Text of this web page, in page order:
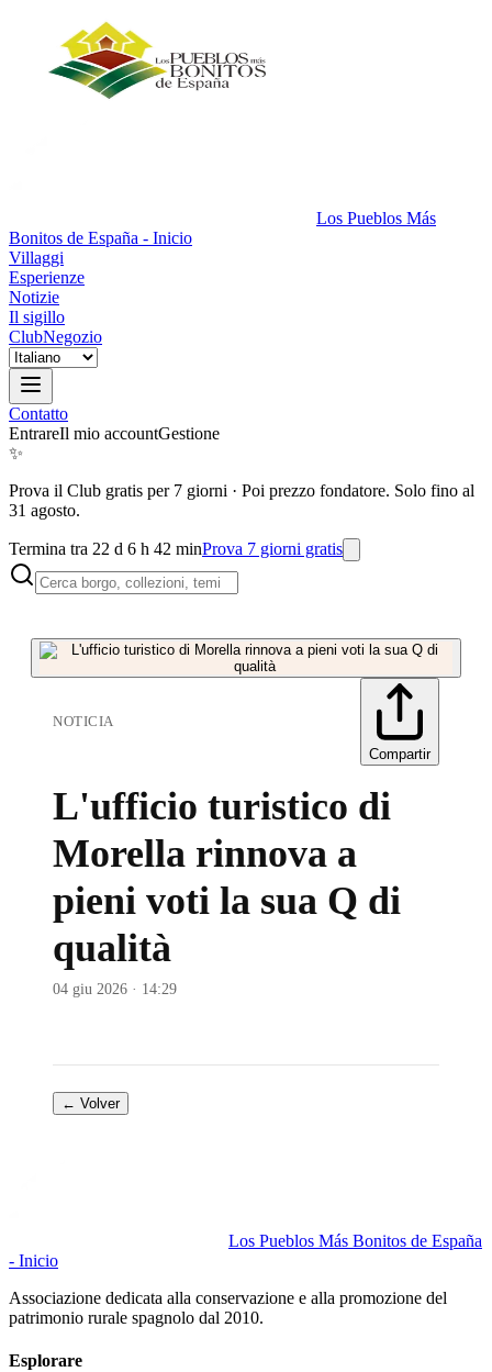
Los Pueblos Más
Bonitos de España - Inicio
Villaggi
Esperienze
Notizie
Il sigillo
ClubNegozio
Contatto
EntrareIl mio accountGestione
✨
Prova il Club gratis per 7 giorni · Poi prezzo fondatore. Solo fino al
31 agosto.
Termina tra 22 d 6 h 42 minProva 7 giorni gratis
NOTICIA
Compartir
L'ufficio turistico di
Morella rinnova a
pieni voti la sua Q di
qualità
04 giu 2026 · 14:29
← Volver
Los Pueblos Más Bonitos de España
- Inicio
Associazione dedicata alla conservazione e alla promozione del
patrimonio rurale spagnolo dal 2010.
Esplorare